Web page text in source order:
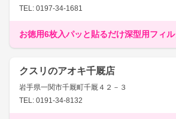
TEL: 0197-34-1681
お徳用6枚入パッと貼るだけ深型用フィ
クスリのアオキ千厩店
岩手県一関市千厩町千厩４２－３
TEL: 0191-34-8132